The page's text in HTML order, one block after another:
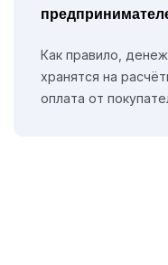
Как правило,
хранятся на
оплата от